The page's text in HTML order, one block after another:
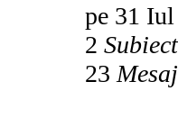
pe 31
2
23